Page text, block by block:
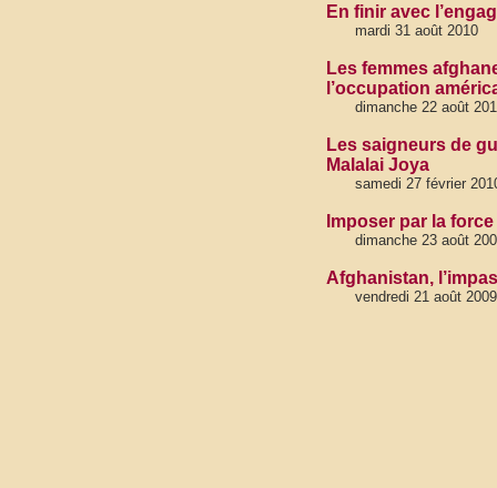
En finir avec
mardi 31 août 2010
Les femmes
l’occupation
dimanche 22 août
Les saigneurs de
Malalai Joya
samedi 27 février
Imposer par la
dimanche 23 août
Afghanistan,
vendredi 21 août 2009